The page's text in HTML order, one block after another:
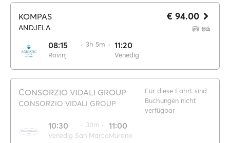
KOMPAS
ANDJELA
08:15
Rovinj
·· 3h 5m ·· 11:20
Venedig
€ 94.00
CONSORZIO VIDALI GROUP
CONSORZIO VIDALI GROUP
10:30
Venedig San Marco
·· 30m ·· 11:00
Murano
Für diese Fahrt sind
Buchungen nicht
verfügbar